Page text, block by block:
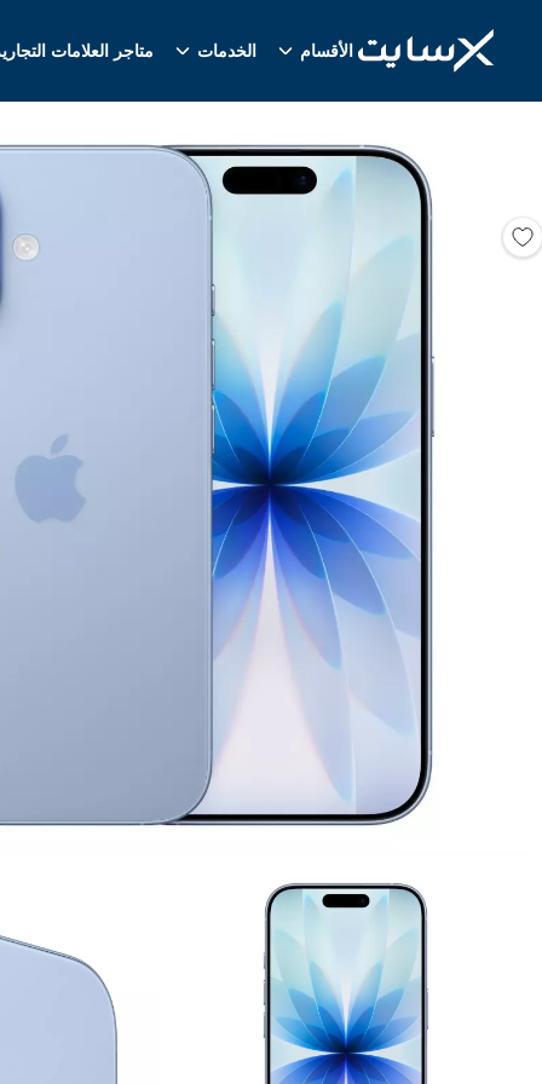
الأقسام الخدمات متاجر العلامات